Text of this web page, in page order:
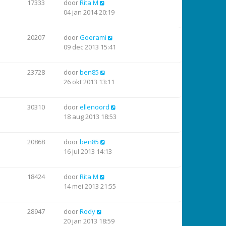
17333 doorRita M
04 jan 2014 20:19
20207 doorGoerami
09 dec 2013 15:41
23728 doorben85
26 okt 2013 13:11
30310 doorellenoord
18 aug 2013 18:53
20868 doorben85
16 jul 2013 14:13
18424 doorRita M
14 mei 2013 21:55
28947 doorRody
20 jan 2013 18:59